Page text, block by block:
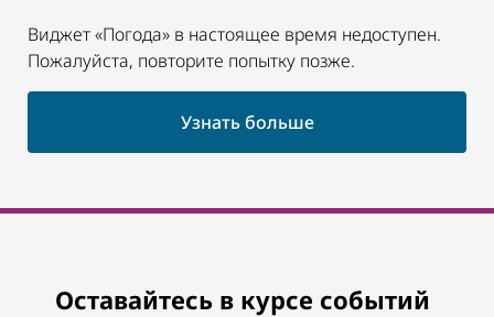
Виджет «Погода» в настоящее время недоступен.
Пожалуйста, повторите попытку позже.
Узнать больше
Оставайтесь в курсе событий